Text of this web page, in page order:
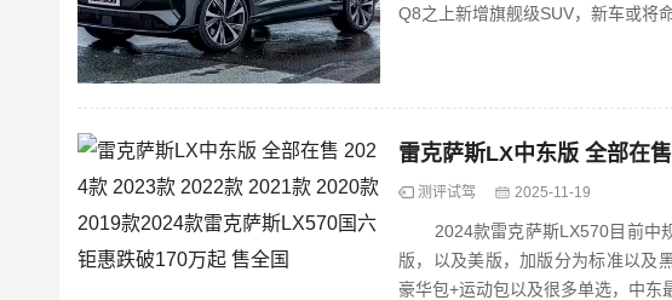
Q8之上新增旗舰级SUV，新车或将
测评试驾 2025-11-19
2024款雷克萨斯LX570目前中规
版，以及美版，加版分为标准以及
豪华包+运动包以及很多单选，中东